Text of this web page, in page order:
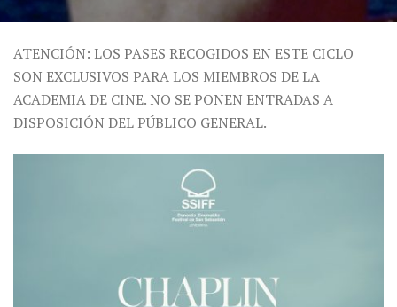
ATENCIÓN: LOS PASES RECOGIDOS EN ESTE CICLO
SON EXCLUSIVOS PARA LOS MIEMBROS DE LA
ACADEMIA DE CINE. NO SE PONEN ENTRADAS A
DISPOSICIÓN DEL PÚBLICO GENERAL.